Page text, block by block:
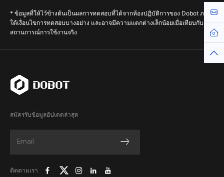
* ข้อมูลที่ให้ไว้ข้างต้นเป็นผลการทดสอบที่ได้จากห้องปฏิบัติการของ Dobot ภาย
ใต้เงื่อนไขการทดสอบบางอย่าง และอาจมีความแตกต่างเล็กน้อยเมื่อเทียบกับ
สถานการณ์การใช้งานจริง
สมัครรับข้อมูลอัปเดตล่าสุด
ติดตามเรา
Top